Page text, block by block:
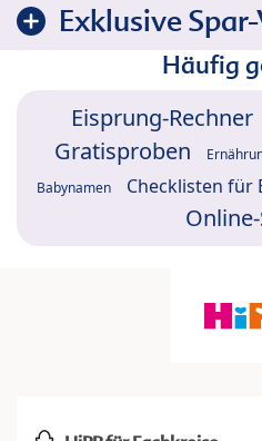
Exklusive
Häufig
Eisprung-Rechner
Gratisproben
Babynamen Checklisten für